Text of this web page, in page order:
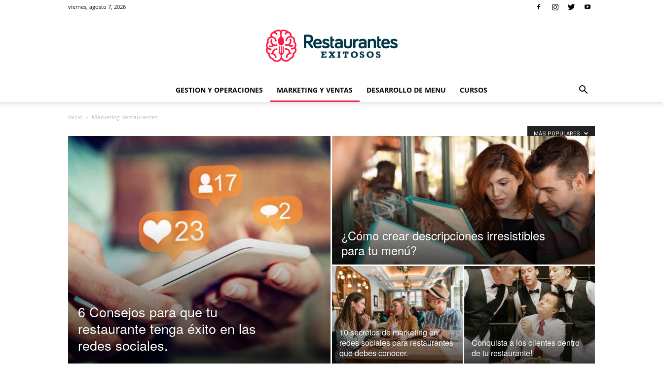
viernes, agosto 7, 2026
Restaurantes
Exitosos
Capacitación
para
GESTION Y OPERACIONES MARKETING Y VENTAS DESARROLLO DE MENU CURSOS
Inicio Marketing Restaurantes
MÁS POPULARES
6 Consejos para que tu
restaurante tenga éxito en las
redes sociales.
¿Cómo crear descripciones irresistibles
para tu menú?
10 secretos de marketing en
redes sociales para restaurantes
que debes conocer.
Conquista a los clientes dentro
de tu restaurante!